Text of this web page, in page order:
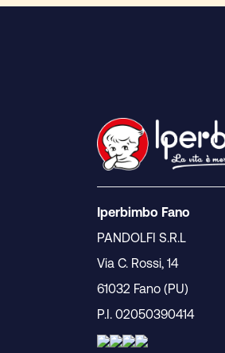
Iperbimbo Fano
PANDOLFI S.R.L
Via C. Rossi, 14
61032 Fano (PU)
P.I. 02050390414